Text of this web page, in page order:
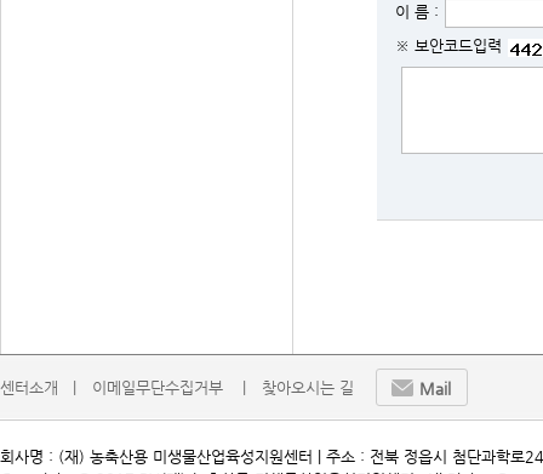
이 름 :
※ 보안코드입력
센터소개   | 이메일무단수집거부    | 찾아오시는 길 Mail
회사명 : (재) 농축산용 미생물산업육성지원센터 | 주소 : 전북 정읍시 첨단과